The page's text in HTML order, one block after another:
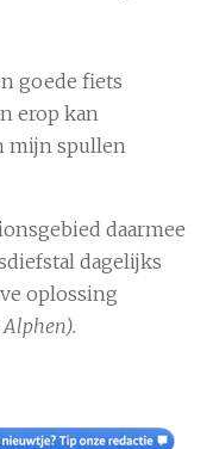
goede fiets
erop kan
mijn spullen
daarmee
dagelijks
oplossing